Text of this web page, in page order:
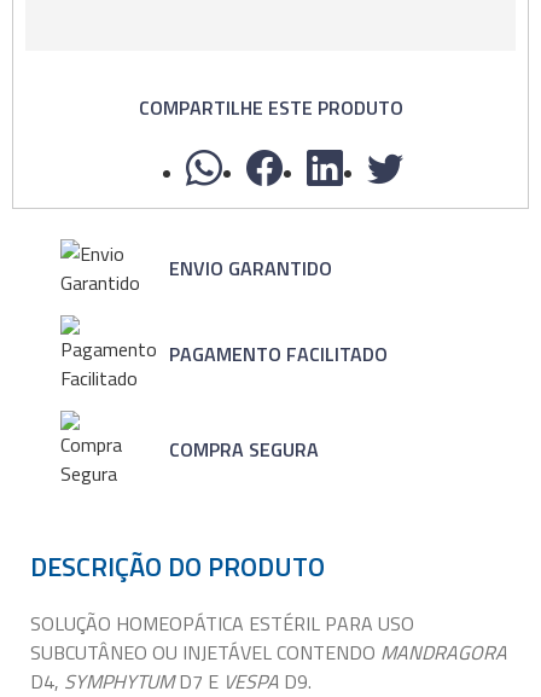
COMPARTILHE ESTE PRODUTO
ENVIO GARANTIDO
PAGAMENTO FACILITADO
COMPRA SEGURA
DESCRIÇÃO DO PRODUTO
SOLUÇÃO HOMEOPÁTICA ESTÉRIL PARA USO
SUBCUTÂNEO OU INJETÁVEL CONTENDO MANDRAGORA
D4, SYMPHYTUMD7 E VESPA D9.